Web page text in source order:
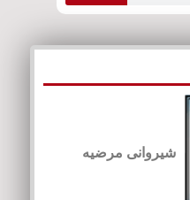
شیروانی مرضیه